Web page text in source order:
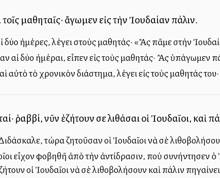
τοῖς μαθηταῖς· ἄγωμεν εἰς τὴν Ἰουδαίαν πάλιν.
ἡμέρες, λέγει στοὺς μαθητάς· «Ἂς πᾶμε στὴν
δύο ἡμέραι, εἶπεν εἰς τοὺς μαθητάς· Ἂς ὑπάγωμεν
τὸ χρονικὸν διάστημα, λέγει εἰς τοὺς μαθητάς
ῥαββί, νῦν ἐζήτουν σε λιθάσαι οἱ Ἰουδαῖοι, καὶ
τώρα ζητοῦσαν οἱ Ἰουδαῖοι νὰ σὲ
εἶχον φοβηθῆ ἀπὸ τὴν ἀντίδρασιν, ποὺ συνήντησεν
οἱ Ἰουδαῖοι νὰ σὲ λιθοβολήσουν καὶ πάλιν